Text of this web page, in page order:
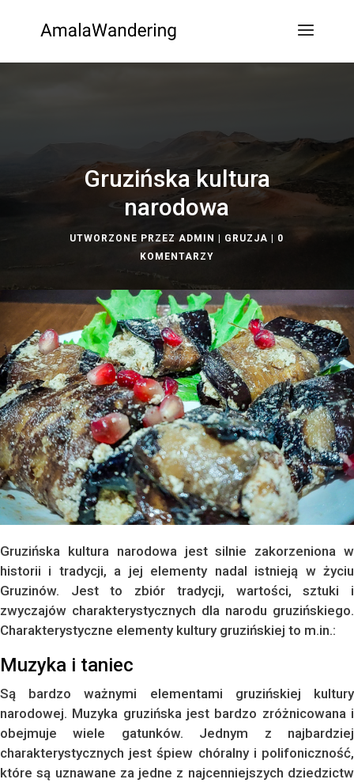
Gruzińska kultura
narodowa
UTWORZONE PRZEZADMIN GRUZJA
0
KOMENTARZY
Gruzińska kultura narodowa jest silnie zakorzeniona w
historii i tradycji, a jej elementy nadal istnieją w życiu
Gruzinów. Jest to zbiór tradycji, wartości, sztuki i
zwyczajów charakterystycznych dla narodu gruzińskiego.
Charakterystyczne elementy kultury gruzińskiej to m.in.:
Muzyka i taniec
Są bardzo ważnymi elementami gruzińskiej kultury
narodowej. Muzyka gruzińska jest bardzo zróżnicowana i
obejmuje wiele gatunków. Jednym z najbardziej
charakterystycznych jest śpiew chóralny i polifoniczność,
które są uznawane za jedne z najcenniejszych dziedzictw